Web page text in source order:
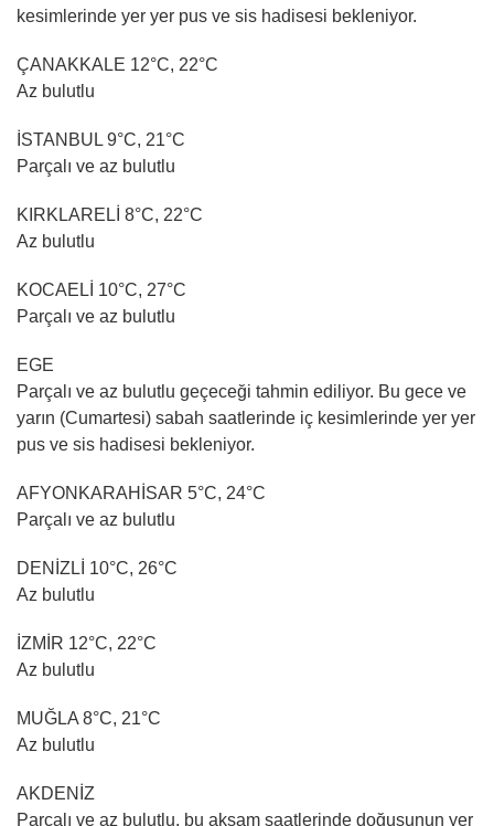
kesimlerinde yer yer pus ve sis hadisesi bekleniyor.
ÇANAKKALE 12°C, 22°C
Az bulutlu
İSTANBUL 9°C, 21°C
Parçalı ve az bulutlu
KIRKLARELİ 8°C, 22°C
Az bulutlu
KOCAELİ 10°C, 27°C
Parçalı ve az bulutlu
EGE
Parçalı ve az bulutlu geçeceği tahmin ediliyor. Bu gece ve
yarın (Cumartesi) sabah saatlerinde iç kesimlerinde yer yer
pus ve sis hadisesi bekleniyor.
AFYONKARAHİSAR 5°C, 24°C
Parçalı ve az bulutlu
DENİZLİ 10°C, 26°C
Az bulutlu
İZMİR 12°C, 22°C
Az bulutlu
MUĞLA 8°C, 21°C
Az bulutlu
AKDENİZ
Parçalı ve az bulutlu, bu akşam saatlerinde doğusunun yer